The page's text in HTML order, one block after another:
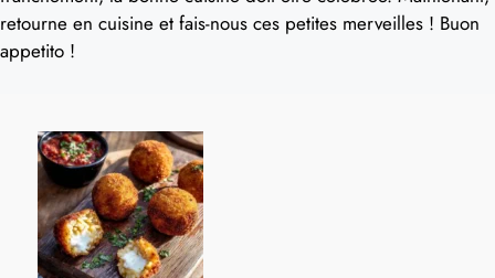
retourne en cuisine et fais-nous ces petites merveilles ! Buon
appetito !